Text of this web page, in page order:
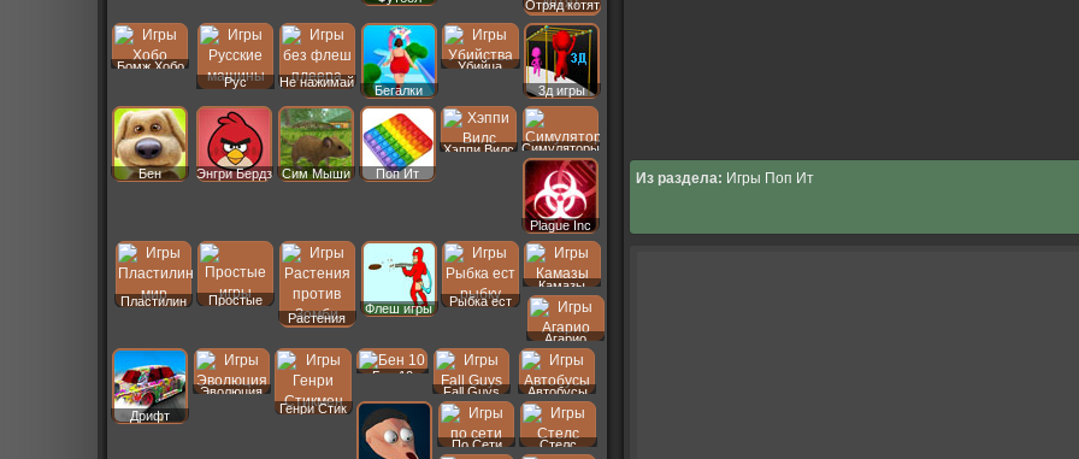
Из раздела: Игры Поп Ит
Отряд котят
Бомж Хобо
Рус
Не нажимай
Бегалки
Убийца
3д игры
Бен Энгри Бердз Сим Мыши Поп Ит
Хэппи Вилс Симуляторы
Plague Inc
Пластилин
Простые
Растения
Флеш игры
Рыбка ест
Камазы
Агарио
Дрифт
Эволюция
Генри Стик
Бен 10
Fall Guys
Автобусы
По Сети Стелс